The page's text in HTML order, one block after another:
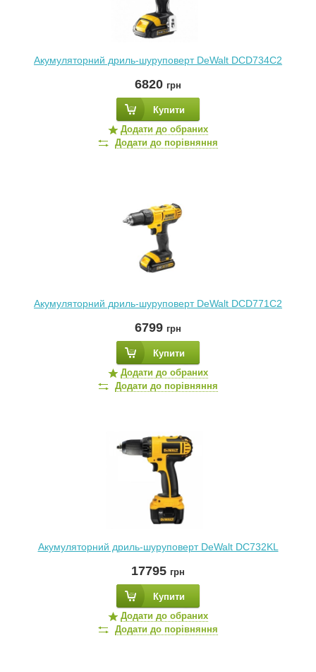
Акумуляторний дриль-шуруповерт DeWalt DCD734C2
6820 грн
Купити
Додати до обраних
Додати до порівняння
Акумуляторний дриль-шуруповерт DeWalt DCD771C2
6799 грн
Купити
Додати до обраних
Додати до порівняння
Акумуляторний дриль-шуруповерт DeWalt DC732KL
17795 грн
Купити
Додати до обраних
Додати до порівняння